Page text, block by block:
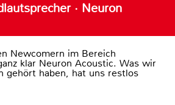
· Neuron
Newcomern im Bereich
klar Neuron Acoustic. Was wir
gehört haben, hat uns restlos